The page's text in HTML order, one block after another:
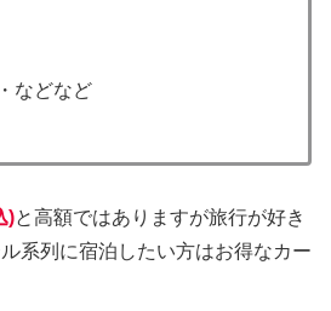
など
)と高額ではありますが旅行が好き
系列に宿泊したい方はお得なカー